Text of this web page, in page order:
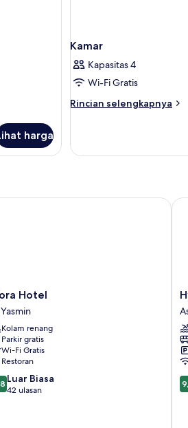
harga
Kamar
Kapasitas 4
Wi-Fi Gratis
Rincian selengkapnya
Rincian
Kamar
Hotel
Kolam renang
Parkir gratis
Wi-Fi Gratis
Restoran
Luar Biasa
42 ulasan
Hotel
Al